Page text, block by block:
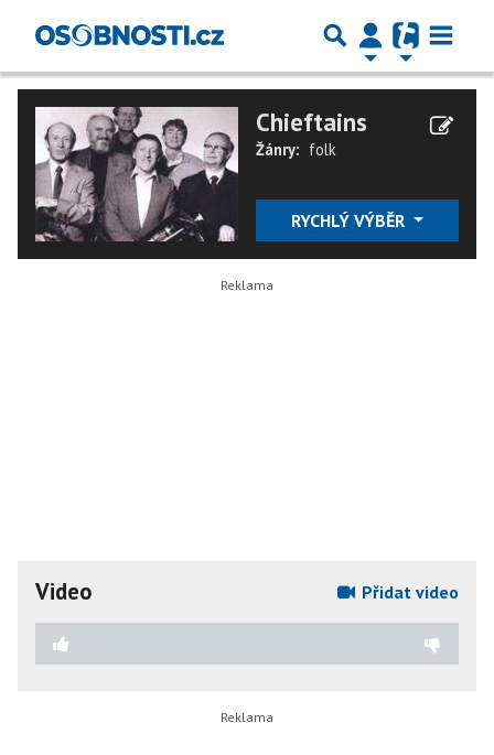
Chieftains
Žánry: folk
RYCHLÝ VÝBĚR
Video Přidat video